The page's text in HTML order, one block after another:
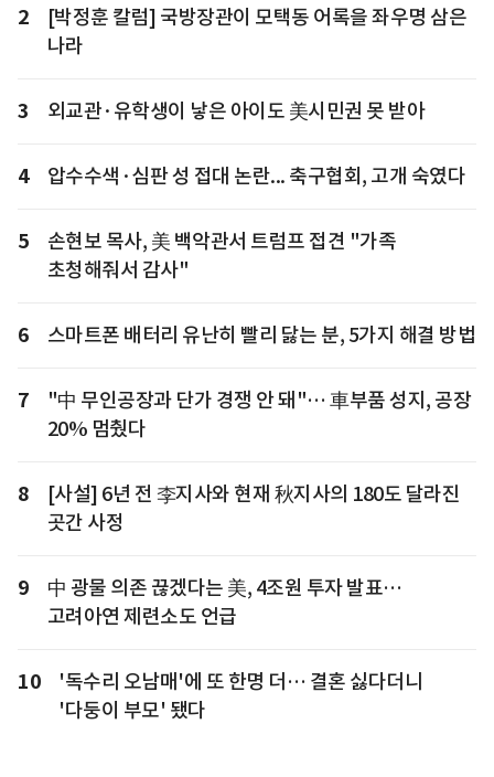
2
[박정훈 칼럼] 국방장관이 모택동 어록을 좌우명 삼은
나라
3 외교관·유학생이 낳은 아이도 美시민권 못 받아
4 압수수색·심판 성 접대 논란... 축구협회, 고개 숙였다
5
손현보 목사, 美 백악관서 트럼프 접견 "가족
초청해줘서 감사"
6 스마트폰 배터리 유난히 빨리 닳는 분, 5가지 해결 방법
7
"中 무인공장과 단가 경쟁 안 돼"… 車부품 성지, 공장
20% 멈췄다
8
[사설] 6년 전 李지사와 현재 秋지사의 180도 달라진
곳간 사정
9
中 광물 의존 끊겠다는 美, 4조원 투자 발표…
고려아연 제련소도 언급
10
'독수리 오남매'에 또 한명 더… 결혼 싫다더니
'다둥이 부모' 됐다